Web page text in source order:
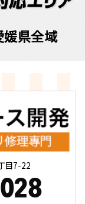
媛県全域
目7-22